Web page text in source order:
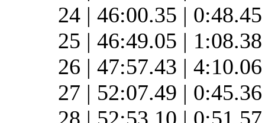
24 | 46:00.35 |
25 | 46:49.05 |
26 | 47:57.43 |
27 | 52:07.49 |